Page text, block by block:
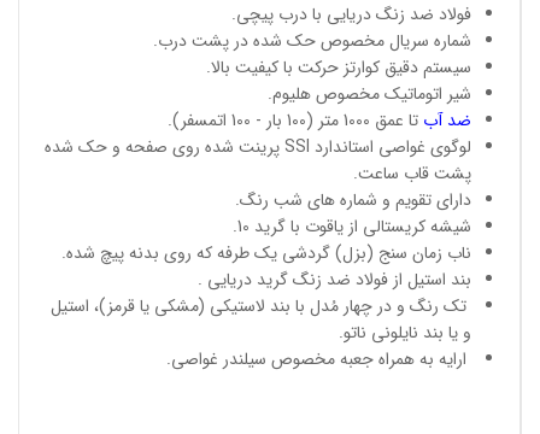
فولاد ضد زنگ دریایی با درب پیچی.
شماره سریال مخصوص حک شده در پشت درب.
سیستم دقیق کوارتز حرکت با کیفیت بالا.
شیر اتوماتیک مخصوص هلیوم.
ضدآب تا عمق 1000 متر (100 بار - 100 اتمسفر).
لوگوی غواصی استاندارد SSI پرینت شده روی صفحه و حک شده
پشت قاب ساعت.
دارای تقویم و شماره های شب رنگ.
شیشه کریستالی از یاقوت با گرید 10.
ناب زمان سنج (بزل) گردشی یک طرفه که روی بدنه پیچ شده.
بند استیل از فولاد ضد زنگ گرید دریایی .
تک رنگ و در چهار مُدل با بند لاستیکی (مشکی یا قرمز)، استیل
و یا بند نایلونی ناتو.
ارایه به همراه جعبه مخصوص سیلندر غواصی.